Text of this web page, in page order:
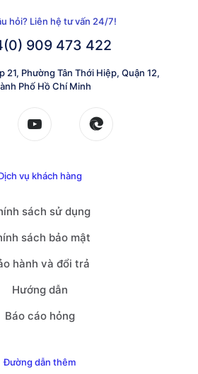
hỏi? Liên hệ tư vấn 24/7!
909 473 422
21, Phường Tân Thới Hiệp, Quận 12,
Phố Hồ Chí Minh
vụ khách hàng
sách sử dụng
sách bảo mật
hành và đổi trả
Hướng dẫn
Báo cáo hỏng
Đường dẫn thêm